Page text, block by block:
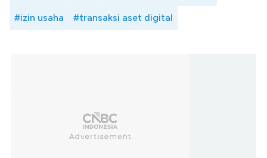
#izin usaha #transaksi aset digital